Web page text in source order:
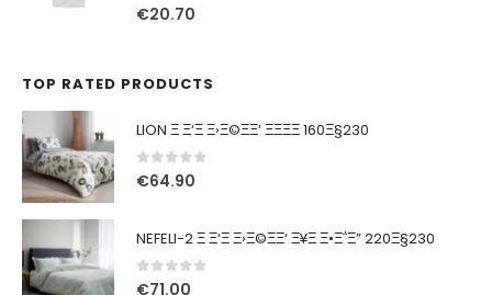
0out of 5
€20.70
TOP RATED PRODUCTS
LION Ξ Ξ‘Ξ Ξ›Ξ©ΞΞ‘ ΞΞΞΞ 160Ξ§230
0out of 5
€64.90
NEFELI-2 Ξ Ξ‘Ξ Ξ›Ξ©ΞΞ‘ Ξ¥Ξ Ξ•Ξ΅Ξ” 220Ξ§230
0out of 5
€71.00